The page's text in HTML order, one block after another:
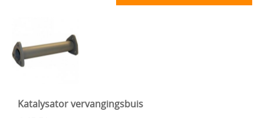
Katalysator vervangingsbuis